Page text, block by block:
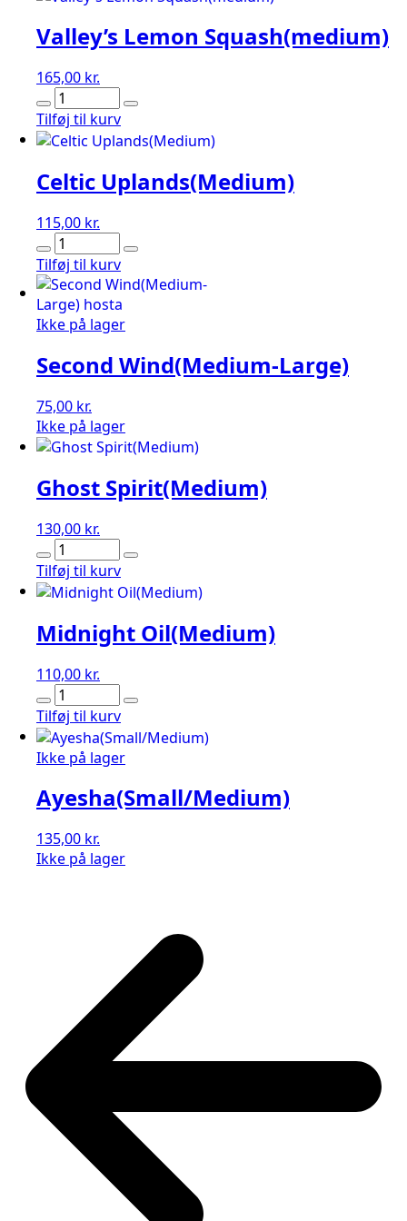
Valley’s Lemon Squash(medium)
165,00 kr.
Valley's
Lemon
Squash(medium)
Tilføj til kurv
Celtic Uplands(Medium)
115,00 kr.
Celtic
Uplands(Medium)
antal
Tilføj til kurv
Ikke på lager
Second Wind(Medium-Large)
75,00 kr.
Ikke på lager
Ghost Spirit(Medium)
130,00 kr.
Ghost
Spirit(Medium)
antal
Tilføj til kurv
Midnight Oil(Medium)
110,00 kr.
Midnight
Oil(Medium)
antal
Tilføj til kurv
Ikke på lager
Ayesha(Small/Medium)
135,00 kr.
Ikke på lager